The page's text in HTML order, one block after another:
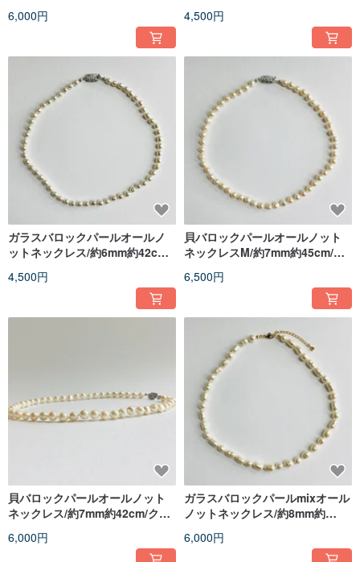
6,000円
in japan
4,500円
ガラスバロックパールオールノ
ットネックレス/約6mm約42cm/
japan
4,500円
貝バロックパールオールノット
ネックレスM/約7mm約45cm/ク
japan
6,500円
貝バロックパールオールノット
ネックレス/約7mm約42cm/クリ
6,000円
ガラスバロックパールmixオール
ノットネックレス/約8mm約
japan
6,000円